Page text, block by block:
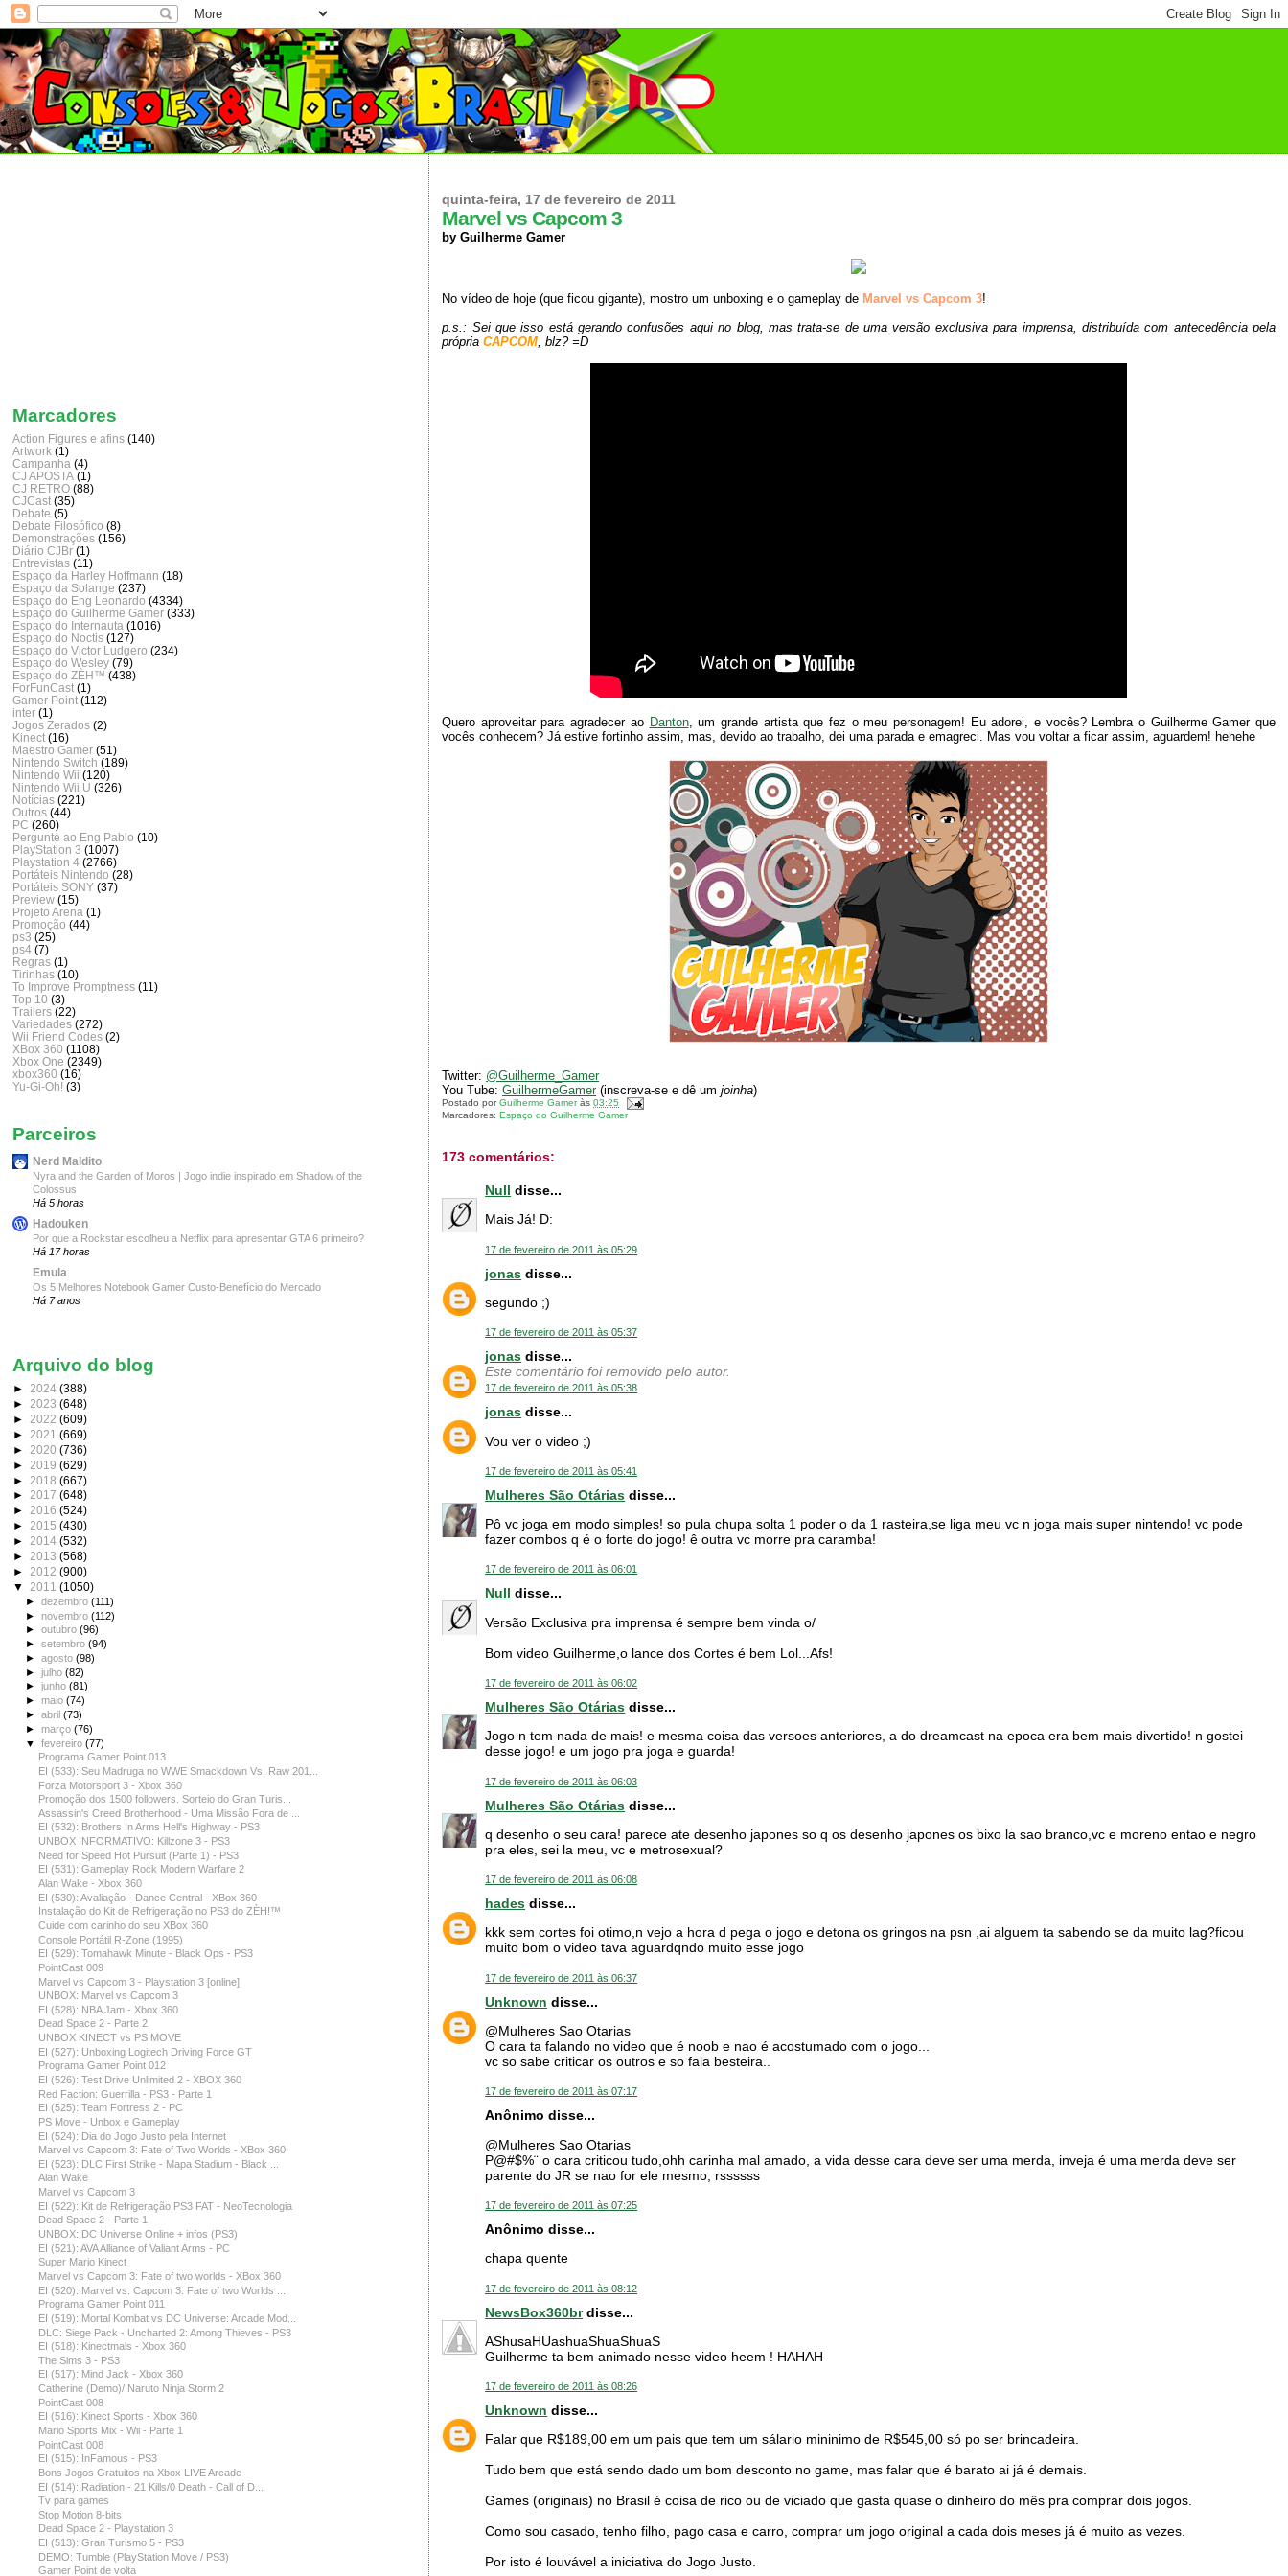
quinta-feira, 17 de fevereiro de 2011
Marvel vs Capcom 3
by Guilherme Gamer
No vídeo de hoje (que ficou gigante), mostro um unboxing e o gameplay de Marvel vs Capcom 3!
p.s.: Sei que isso está gerando confusões aqui no blog, mas trata-se de uma versão exclusiva para imprensa, distribuída com antecedência pela
própriaCAPCOM, blz? =D
Quero aproveitar para agradecer ao Danton, um grande artista que fez o meu personagem! Eu adorei, e vocês? Lembra o Guilherme Gamer que
vocês conhecem? Já estive fortinho assim, mas, devido ao trabalho, dei uma parada e emagreci. Mas vou voltar a ficar assim, aguardem! hehehe
Twitter: @Guilherme_Gamer
You Tube:GuilhermeGamer(inscreva-se e dê umjoinha)
Postado porGuilherme Gameràs03:25
Marcadores:Espaço do Guilherme Gamer
173 comentários:
Null disse...
Mais Já! D:
17 de fevereiro de 2011 às 05:29
jonas disse...
segundo ;)
17 de fevereiro de 2011 às 05:37
jonas disse...
Este comentário foi removido pelo autor.
17 de fevereiro de 2011 às 05:38
jonas disse...
Vou ver o video ;)
17 de fevereiro de 2011 às 05:41
Mulheres São Otárias disse...
Pô vc joga em modo simples! so pula chupa solta 1 poder o da 1 rasteira,se liga meu vc n joga mais super nintendo! vc pode
fazer combos q é o forte do jogo! ê outra vc morre pra caramba!
17 de fevereiro de 2011 às 06:01
Null disse...
Versão Exclusiva pra imprensa é sempre bem vinda o/
Bom video Guilherme,o lance dos Cortes é bem Lol...Afs!
17 de fevereiro de 2011 às 06:02
Mulheres São Otárias disse...
Jogo n tem nada de mais! e mesma coisa das versoes anteriores, a do dreamcast na epoca era bem mais divertido! n gostei
desse jogo! e um jogo pra joga e guarda!
17 de fevereiro de 2011 às 06:03
Mulheres São Otárias disse...
q desenho o seu cara! parece ate desenho japones so q os desenho japones os bixo la sao branco,vc e moreno entao e negro
pra eles, sei la meu, vc e metrosexual?
17 de fevereiro de 2011 às 06:08
hades disse...
kkk sem cortes foi otimo,n vejo a hora d pega o jogo e detona os gringos na psn ,ai alguem ta sabendo se da muito lag?ficou
muito bom o video tava aguardqndo muito esse jogo
17 de fevereiro de 2011 às 06:37
Unknown disse...
@Mulheres Sao Otarias
O cara ta falando no video que é noob e nao é acostumado com o jogo...
vc so sabe criticar os outros e so fala besteira..
17 de fevereiro de 2011 às 07:17
Anônimo disse...
@Mulheres Sao Otarias
P@#$%¨ o cara criticou tudo,ohh carinha mal amado, a vida desse cara deve ser uma merda, inveja é uma merda deve ser
parente do JR se nao for ele mesmo, rssssss
17 de fevereiro de 2011 às 07:25
Anônimo disse...
chapa quente
17 de fevereiro de 2011 às 08:12
NewsBox360brdisse...
AShusaHUashuaShuaShuaS
Guilherme ta bem animado nesse video heem ! HAHAH
17 de fevereiro de 2011 às 08:26
Unknown disse...
Falar que R$189,00 em um pais que tem um sálario mininimo de R$545,00 só po ser brincadeira.
Tudo bem que está sendo dado um bom desconto no game, mas falar que é barato ai já é demais.
Games (originais) no Brasil é coisa de rico ou de viciado que gasta quase o dinheiro do mês pra comprar dois jogos.
Como sou casado, tenho filho, pago casa e carro, comprar um jogo original a cada dois meses já é muito as vezes.
Por isto é louvável a iniciativa do Jogo Justo.
Marcadores
Action Figures e afins (140)
Artwork (1)
Campanha (4)
CJ APOSTA (1)
CJ RETRO (88)
CJCast (35)
Debate (5)
Debate Filosófico (8)
Demonstrações (156)
Diário CJBr (1)
Entrevistas (11)
Espaço da Harley Hoffmann (18)
Espaço da Solange (237)
Espaço do Eng Leonardo (4334)
Espaço do Guilherme Gamer (333)
Espaço do Internauta (1016)
Espaço do Noctis (127)
Espaço do Victor Ludgero (234)
Espaço do Wesley (79)
Espaço do ZÈH™ (438)
ForFunCast (1)
Gamer Point (112)
inter (1)
Jogos Zerados (2)
Kinect (16)
Maestro Gamer (51)
Nintendo Switch (189)
Nintendo Wii (120)
Nintendo Wii U (326)
Notícias (221)
Outros (44)
PC (260)
Pergunte ao Eng Pablo (10)
PlayStation 3 (1007)
Playstation 4 (2766)
Portáteis Nintendo (28)
Portáteis SONY (37)
Preview (15)
Projeto Arena (1)
Promoção (44)
ps3 (25)
ps4 (7)
Regras (1)
Tirinhas (10)
To Improve Promptness (11)
Top 10 (3)
Trailers (22)
Variedades (272)
Wii Friend Codes (2)
XBox 360 (1108)
Xbox One (2349)
xbox360 (16)
Yu-Gi-Oh! (3)
Parceiros
Nerd Maldito
Nyra and the Garden of Moros | Jogo indie inspirado em Shadow of the
Colossus
Há 5 horas
Hadouken
Por que a Rockstar escolheu a Netflix para apresentar GTA 6 primeiro?
Há 17 horas
Emula
Os 5 Melhores Notebook Gamer Custo-Benefício do Mercado
Há 7 anos
Arquivo do blog
► 2024 (388)
► 2023 (648)
► 2022 (609)
► 2021 (669)
► 2020 (736)
► 2019 (629)
► 2018 (667)
► 2017 (648)
► 2016 (524)
► 2015 (430)
► 2014 (532)
► 2013 (568)
► 2012 (900)
▼ 2011 (1050)
►dezembro(111)
►novembro(112)
►outubro(96)
►setembro(94)
►agosto(98)
►julho(82)
►junho(81)
►maio(74)
►abril(73)
►março(76)
▼fevereiro(77)
Programa Gamer Point 013
EI (533): Seu Madruga no WWE Smackdown Vs. Raw 201...
Forza Motorsport 3 - Xbox 360
Promoção dos 1500 followers. Sorteio do Gran Turis...
Assassin's Creed Brotherhood - Uma Missão Fora de ...
EI (532): Brothers In Arms Hell's Highway - PS3
UNBOX INFORMATIVO: Killzone 3 - PS3
Need for Speed Hot Pursuit (Parte 1) - PS3
EI (531): Gameplay Rock Modern Warfare 2
Alan Wake - Xbox 360
EI (530): Avaliação - Dance Central - XBox 360
Instalação do Kit de Refrigeração no PS3 do ZÈH!™
Cuide com carinho do seu XBox 360
Console Portátil R-Zone (1995)
EI (529): Tomahawk Minute - Black Ops - PS3
PointCast 009
Marvel vs Capcom 3 - Playstation 3 [online]
UNBOX: Marvel vs Capcom 3
EI (528): NBA Jam - Xbox 360
Dead Space 2 - Parte 2
UNBOX KINECT vs PS MOVE
EI (527): Unboxing Logitech Driving Force GT
Programa Gamer Point 012
EI (526): Test Drive Unlimited 2 - XBOX 360
Red Faction: Guerrilla - PS3 - Parte 1
EI (525): Team Fortress 2 - PC
PS Move - Unbox e Gameplay
EI (524): Dia do Jogo Justo pela Internet
Marvel vs Capcom 3: Fate of Two Worlds - XBox 360
EI (523): DLC First Strike - Mapa Stadium - Black ...
Alan Wake
Marvel vs Capcom 3
EI (522): Kit de Refrigeração PS3 FAT - NeoTecnologia
Dead Space 2 - Parte 1
UNBOX: DC Universe Online + infos (PS3)
EI (521): AVA Alliance of Valiant Arms - PC
Super Mario Kinect
Marvel vs Capcom 3: Fate of two worlds - XBox 360
EI (520): Marvel vs. Capcom 3: Fate of two Worlds ...
Programa Gamer Point 011
EI (519): Mortal Kombat vs DC Universe: Arcade Mod...
DLC: Siege Pack - Uncharted 2: Among Thieves - PS3
EI (518): Kinectmals - Xbox 360
The Sims 3 - PS3
EI (517): Mind Jack - Xbox 360
Catherine (Demo)/ Naruto Ninja Storm 2
PointCast 008
EI (516): Kinect Sports - Xbox 360
Mario Sports Mix - Wii - Parte 1
PointCast 008
EI (515): InFamous - PS3
Bons Jogos Gratuitos na Xbox LIVE Arcade
EI (514): Radiation - 21 Kills/0 Death - Call of D...
Tv para games
Stop Motion 8-bits
Dead Space 2 - Playstation 3
EI (513): Gran Turismo 5 - PS3
DEMO: Tumble (PlayStation Move / PS3)
Gamer Point de volta